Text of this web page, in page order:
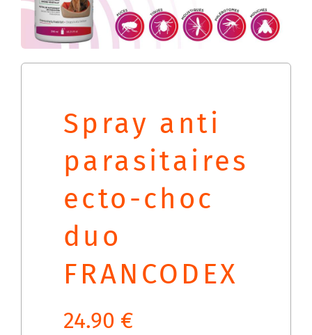
Spray anti
parasitaires
ecto-choc
duo
FRANCODEX
24.90 €